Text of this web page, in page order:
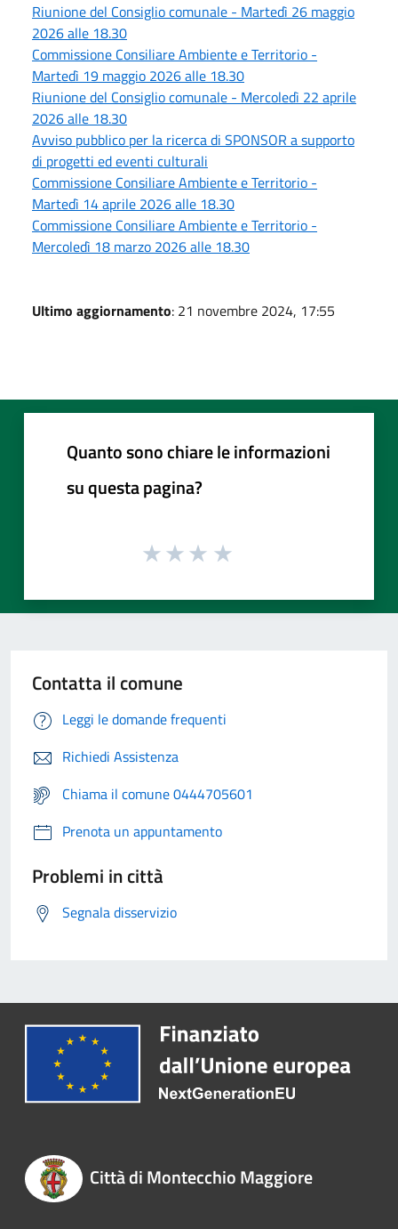
Riunione del Consiglio comunale - Martedì 26 maggio
2026 alle 18.30
Commissione Consiliare Ambiente e Territorio -
Martedì 19 maggio 2026 alle 18.30
Riunione del Consiglio comunale - Mercoledì 22 aprile
2026 alle 18.30
Avviso pubblico per la ricerca di SPONSOR a supporto
di progetti ed eventi culturali
Commissione Consiliare Ambiente e Territorio -
Martedì 14 aprile 2026 alle 18.30
Commissione Consiliare Ambiente e Territorio -
Mercoledì 18 marzo 2026 alle 18.30
Ultimo aggiornamento: 21 novembre 2024, 17:55
Quanto sono chiare le informazioni
su questa pagina?
Contatta il comune
Leggi le domande frequenti
Richiedi Assistenza
Chiama il comune 0444705601
Prenota un appuntamento
Problemi in città
Segnala disservizio
Città di Montecchio Maggiore